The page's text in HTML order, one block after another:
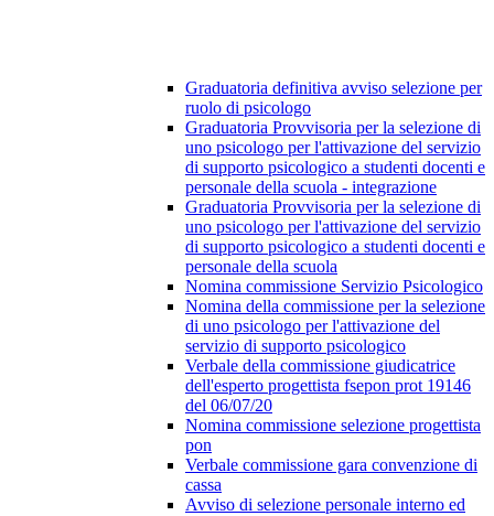
Graduatoria definitiva avviso selezione per
ruolo di psicologo
Graduatoria Provvisoria per la selezione di
uno psicologo per l'attivazione del servizio
di supporto psicologico a studenti docenti e
personale della scuola - integrazione
Graduatoria Provvisoria per la selezione di
uno psicologo per l'attivazione del servizio
di supporto psicologico a studenti docenti e
personale della scuola
Nomina commissione Servizio Psicologico
Nomina della commissione per la selezione
di uno psicologo per l'attivazione del
servizio di supporto psicologico
Verbale della commissione giudicatrice
dell'esperto progettista fsepon prot 19146
del 06/07/20
Nomina commissione selezione progettista
pon
Verbale commissione gara convenzione di
cassa
Avviso di selezione personale interno ed